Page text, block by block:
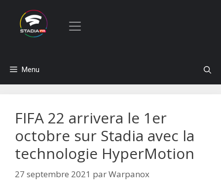
contenu
Menu
FIFA 22 arrivera le 1er
octobre sur Stadia avec la
technologie HyperMotion
27 septembre 2021 parWarpanox